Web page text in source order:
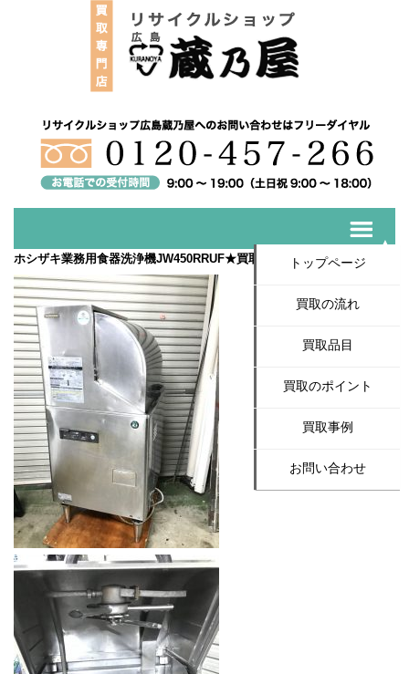
トップページ
買取の流れ
買取品目
買取のポイント
買取事例
お問い合わせ
ホシザキ業務用食器洗浄機JW450RRUF★買取いたしました！